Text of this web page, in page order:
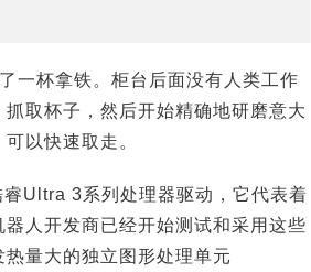
一杯拿铁。柜台后面没有人类工作
取杯子，然后开始精确地研磨意大
以快速取走。
Ultra 3系列处理器驱动，它代表着
人开发商已经开始测试和采用这些
量大的独立图形处理单元